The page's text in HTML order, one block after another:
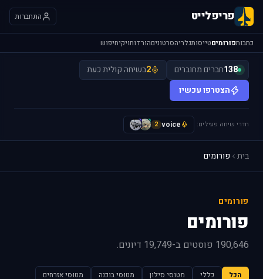
פריפלייט התחברות
כתבותפורומיםטייסותגלריהסרטוניםהורדותויקיחיפוש
138חברים מחוברים 2בשיחה קולית כעת
הצטרפו עכשיו
חדרי שיחה פעילים: voice
2
H
S
בית פורומים
פורומים
פורומים
190,646 פוסטים ב-19,749 דיונים.
הכל כללי מטוסי סילון מטוסי בוכנה
מטוסי אזרחים